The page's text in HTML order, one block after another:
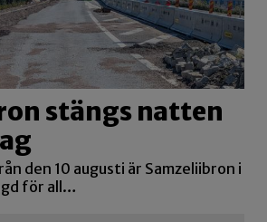
stängs natten
den 10 augusti är Samzeliibron i
för all…